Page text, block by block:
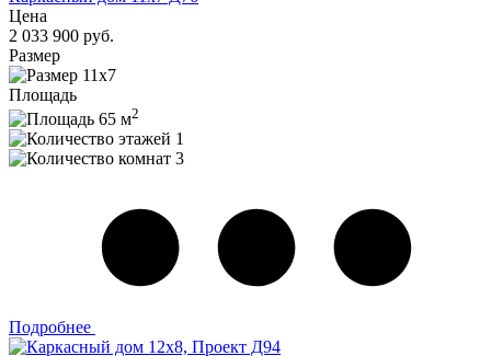
Цена
2 033 900 руб.
Размер
11х7
Площадь
65 м2
1
3
Подробнее